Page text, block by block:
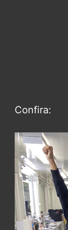
Confira: